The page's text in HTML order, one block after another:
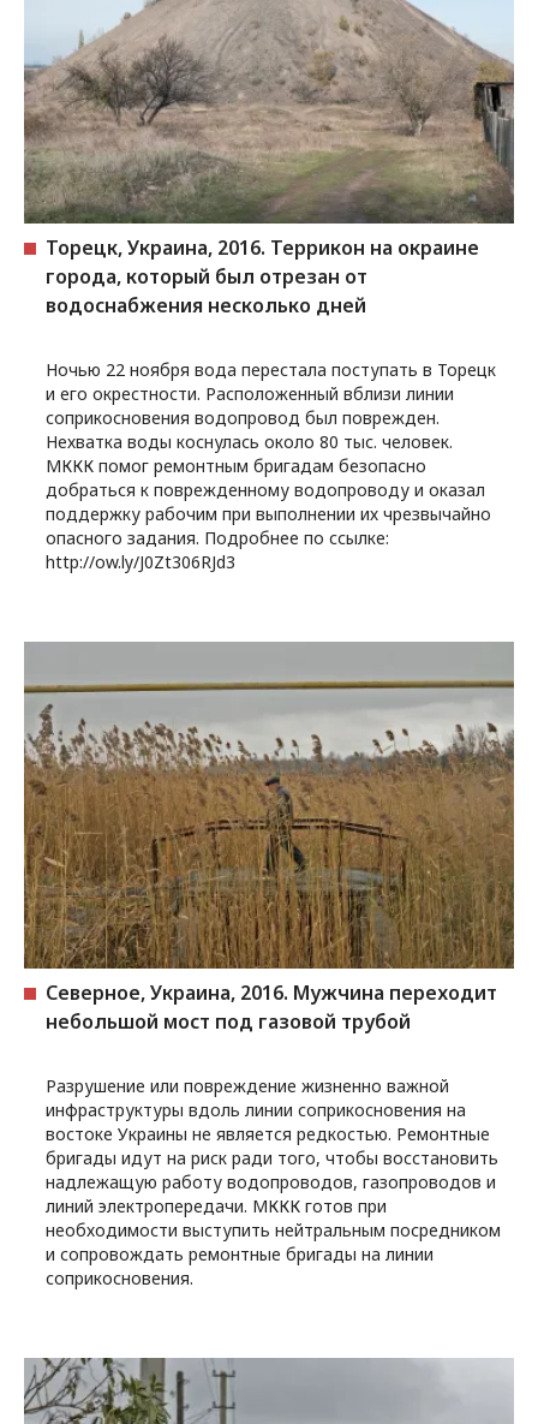
Торецк, Украина, 2016. Террикон на окраине
города, который был отрезан от
водоснабжения несколько дней
Ночью 22 ноября вода перестала поступать в Торецк
и его окрестности. Расположенный вблизи линии
соприкосновения водопровод был поврежден.
Нехватка воды коснулась около 80 тыс. человек.
МККК помог ремонтным бригадам безопасно
добраться к поврежденному водопроводу и оказал
поддержку рабочим при выполнении их чрезвычайно
опасного задания. Подробнее по ссылке:
http://ow.ly/J0Zt306RJd3
Северное, Украина, 2016. Мужчина переходит
небольшой мост под газовой трубой
Разрушение или повреждение жизненно важной
инфраструктуры вдоль линии соприкосновения на
востоке Украины не является редкостью. Ремонтные
бригады идут на риск ради того, чтобы восстановить
надлежащую работу водопроводов, газопроводов и
линий электропередачи. МККК готов при
необходимости выступить нейтральным посредником
и сопровождать ремонтные бригады на линии
соприкосновения.